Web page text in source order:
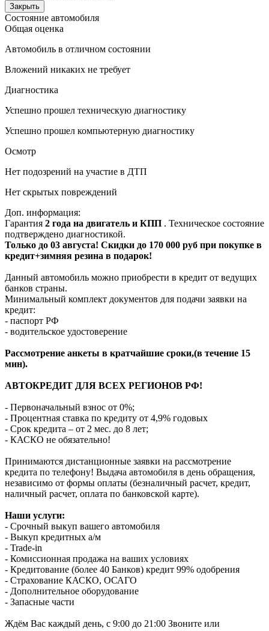
Закрыть
Состояние автомобиля
Общая оценка
Автомобиль в отличном состоянии
Вложений никаких не требует
Диагностика
Успешно прошел техническую диагностику
Успешно прошел компьютерную диагностику
Осмотр
Нет подозрений на участие в ДТП
Нет скрытых повреждений
Доп. информация:
Гарантия 2 года на двигатель и КПП . Техническое состояние
подтверждено диагностикой.
Только до 03 августа! Скидки до 170 000 руб при покупке в
кредит+зимняя резина в подарок!
Данный автомобиль можно приобрести в кредит от ведущих
банков страны.
Минимальный комплект документов для подачи заявки на
кредит:
- паспорт РФ
- водительское удостоверение
Рассмотрение анкеты в кратчайшие сроки,(в течение 15
мин).
АВТОКРЕДИТ ДЛЯ ВСЕХ РЕГИОНОВ РФ!
- Первоначальный взнос от 0%;
- Процентная ставка по кредиту от 4,9% годовых
- Срок кредита – от 2 мес. до 8 лет;
- КАСКО не обязательно!
Принимаются дистанционные заявки на рассмотрение
кредита по телефону! Выдача автомобиля в день обращения,
независимо от формы оплаты (безналичный расчет, кредит,
наличный расчет, оплата по банковской карте).
Наши услуги:
- Срочный выкуп вашего автомобиля
- Выкуп кредитных а/м
- Trade-in
- Комиссионная продажа на ваших условиях
- Кредитование (более 40 Банков) кредит 99% одобрения
- Страхование КАСКО, ОСАГО
- Дополнительное оборудование
- Запасные части
Ждём Вас каждый день, с 9:00 до 21:00 Звоните или